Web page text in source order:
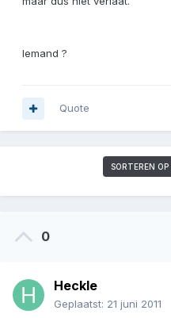
Iemand ?
Quote
SORTEREN
0
Heckle
Geplaatst: 21 juni 2011